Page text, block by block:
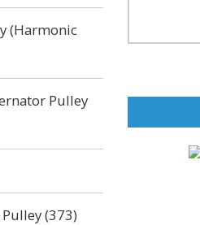
(Harmonic
Pulley
(373)